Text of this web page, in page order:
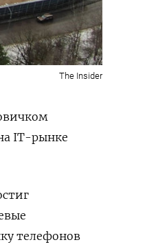
The Insider
IT-рынке
телефонов